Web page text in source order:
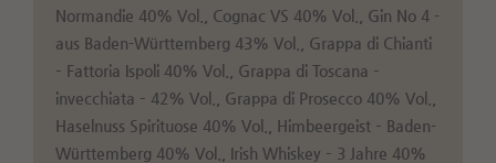
Normandie 40% Vol., Cognac VS 40% Vol., Gin No 4 -
aus Baden-Württemberg 43% Vol., Grappa di Chianti
– Fattoria Ispoli 40% Vol., Grappa di Toscana –
invecchiata – 42% Vol., Grappa di Prosecco 40% Vol.,
Haselnuss Spirituose 40% Vol., Himbeergeist – Baden-
Württemberg 40% Vol., Irish Whiskey – 3 Jahre 40%